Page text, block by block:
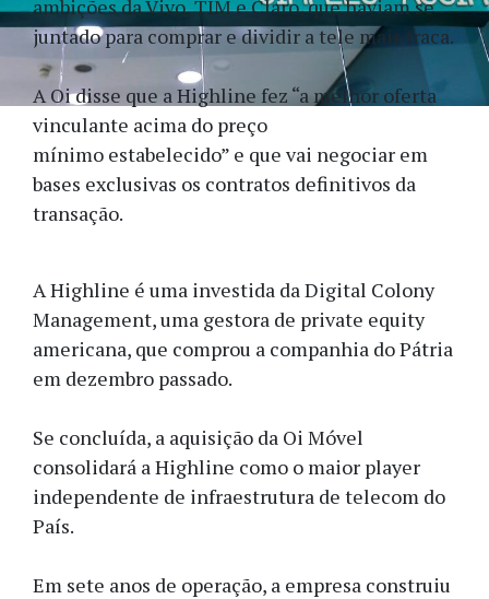
ambições da Vivo, TIM e Claro, que haviam se
juntado para comprar e dividir a tele mais fraca.
A Oi disse que a Highline fez “a melhor oferta
vinculante acima do preço
mínimo estabelecido” e que vai negociar em
bases exclusivas os contratos definitivos da
transação.
A Highline é uma investida da Digital Colony
Management, uma gestora de private equity
americana, que comprou a companhia do Pátria
em dezembro passado.
Se concluída, a aquisição da Oi Móvel
consolidará a Highline como o maior player
independente de infraestrutura de telecom do
País.
Em sete anos de operação, a empresa construiu